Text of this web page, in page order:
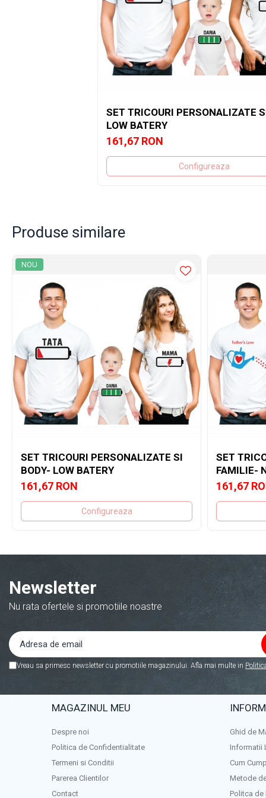
SET TRICOURI PERSONALIZATE
LOW BATERY
161,67 RON
Configureaza
Produse similare
NOU
SET TRICOURI PERSONALIZATE SI
BODY- LOW BATERY
161,67 RON
Configureaza
SET
FAMILIE-
161,67
Newsletter
Nu rata ofertele si promotiile noastre
Vreau sa primesc newsletter cu promotiile magazinului. Afla mai multe in
MAGAZINUL MEU
Despre noi
Politica de Confidentialitate
Termeni si Conditii
Parerea Clientilor
Contact
Ghid de
Informatii
Cum
Metode
Politca de